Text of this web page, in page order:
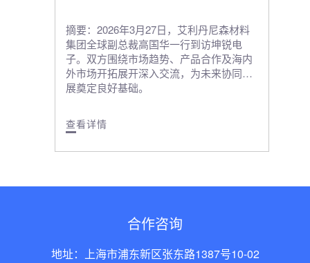
摘要：2026年3月27日，艾利丹尼森材料
集团全球副总裁高国华一行到访坤锐电
子。双方围绕市场趋势、产品合作及海内
外市场开拓展开深入交流，为未来协同发
展奠定良好基础。
查看详情
合作咨询
地址：上海市浦东新区张东路1387号10-02